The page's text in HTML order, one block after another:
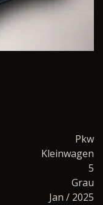
Pkw
Kleinwagen
5
Grau
Jan / 2025